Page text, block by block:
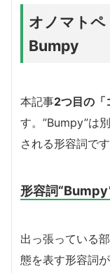
オノマト
Bumpy
本記事2つ目の「
す。”Bumpy”は
される形容詞です
形容詞
出っ張っている
態を表す形容詞